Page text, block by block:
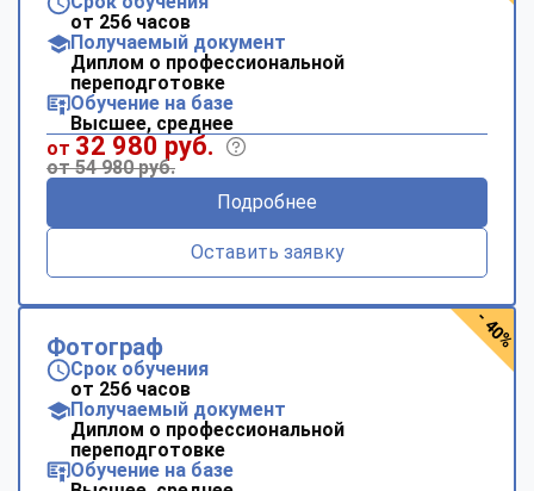
от 256 часов
Получаемый документ
Диплом о профессиональной
переподготовке
Обучение на базе
Высшее, среднее
от 32 980 руб.
от 54 980 руб.
Подробнее
Оставить заявку
Фотограф
Срок обучения
от 256 часов
Получаемый документ
Диплом о профессиональной
переподготовке
Обучение на базе
- 40%